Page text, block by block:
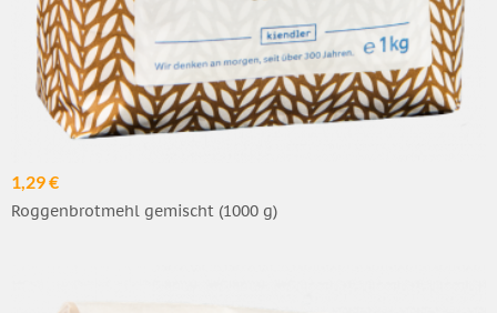
1,29 €
Roggenbrotmehl gemischt (1000 g)